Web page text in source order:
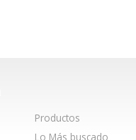
Productos
Lo Más buscado